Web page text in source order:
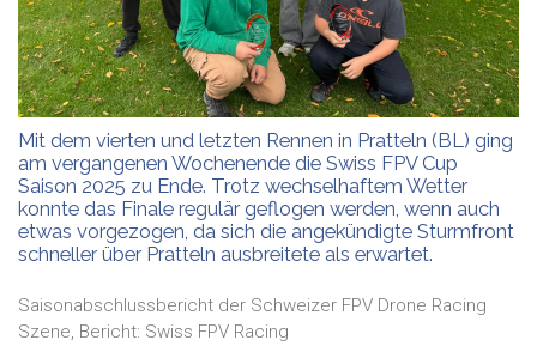
Mit dem vierten und letzten Rennen in Pratteln (BL) ging
am vergangenen Wochenende die Swiss FPV Cup
Saison 2025 zu Ende. Trotz wechselhaftem Wetter
konnte das Finale regulär geflogen werden, wenn auch
etwas vorgezogen, da sich die angekündigte Sturmfront
schneller über Pratteln ausbreitete als erwartet.
Saisonabschlussbericht der Schweizer FPV Drone Racing
Szene, Bericht: Swiss FPV Racing